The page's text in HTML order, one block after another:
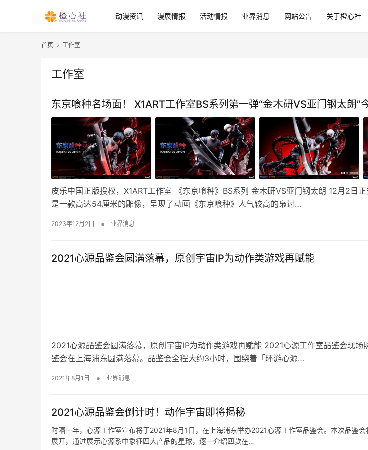
动漫资讯 漫展情报 活动情报 业界消息 网站公告 关于橙心社
首页 工作室
工作室
东京喰种名场面！ X1ART工作室BS系列第一弹“金木研VS亚门钢太朗”
皮乐中国正版授权，X1ART工作室 《东京喰种》BS系列 金木研VS亚门钢太朗 12月2日
是一款高达54厘米的雕像，呈现了动画《东京喰种》人气较高的枭讨…
2023年12月2日 • 业界消息
2021心源品鉴会圆满落幕，原创宇宙IP为动作类游戏再赋能
2021心源品鉴会圆满落幕，原创宇宙IP为动作类游戏再赋能 2021心源工作室品鉴会现场
鉴会在上海浦东圆满落幕。品鉴会全程大约3小时，围绕着「环游心源…
2021年8月1日 • 业界消息
2021心源品鉴会倒计时！动作宇宙即将揭秘
时隔一年，心源工作室宣布将于2021年8月1日，在上海浦东举办2021心源工作室品鉴会。本次品鉴
展开，通过展示心源系中象征四大产品的星球，逐一介绍四款在…